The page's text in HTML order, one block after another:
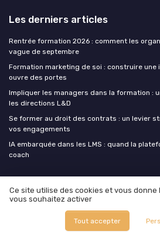
Les derniers articles
Rentrée formation 2026 : comment les
vague de septembre
Formation marketing de soi : construire une
ouvre des portes
Impliquer les managers dans la formation :
les directions L&D
Se former au droit des contrats : un levier
vos engagements
IA embarquée dans les LMS : quand la
coach
Training Insiders
Ce site utilise des cookies et vous
vous souhaitez activer
Tout accepter